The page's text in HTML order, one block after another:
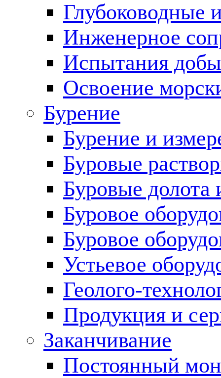
Глубоководные
Инженерное
Испытания
Освоение
Бурение
Бурение и
Буровые
Буровые долота
Буровое
Буровое
Устьевое
Геолого-
Продукция и
Заканчивание
Постоянный